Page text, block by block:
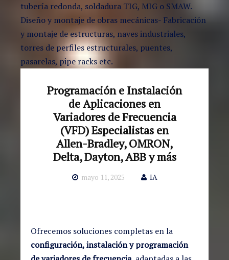
tubería redonda, soldadura TIG, MIG o SMAW.
Diseño y montaje de obras mecánicas- Fabricación
y montaje de estructuras, naves industriales,
torres de perfiles estructurales, puentes,
pasarelas, pipe racks etc.
Programación e Instalación
de Aplicaciones en
Variadores de Frecuencia
(VFD) Especialistas en
Allen-Bradley, OMRON,
Delta, Dayton, ABB y más
mayo 11, 2025 IA
Ofrecemos soluciones completas en la
configuración, instalación y programación